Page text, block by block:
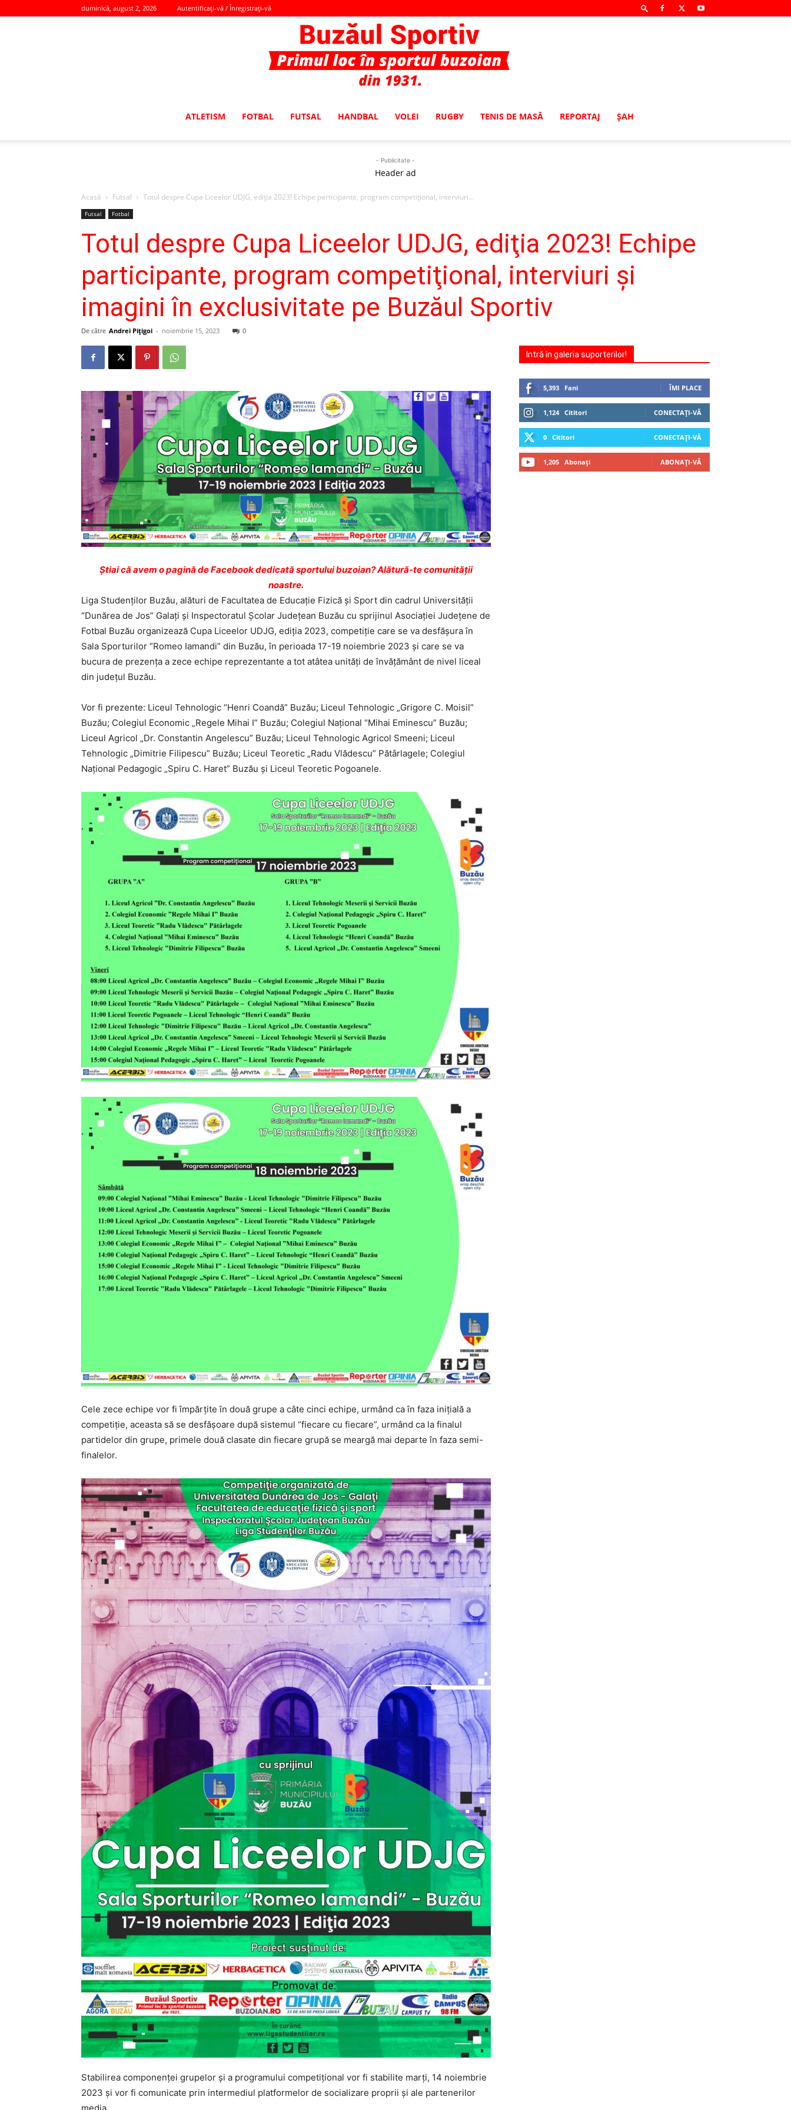
duminică, august 2, 2026 Autentificați-vă / Înregistrați-vă
Sportiv
ATLETISM FOTBAL FUTSAL HANDBAL VOLEI RUGBY TENIS DE MASĂ REPORTAJ ŞAH
- Publicitate -
Header ad
Acasă Futsal Totul despre Cupa Liceelor UDJG, ediţia 2023! Echipe participante, program competiţional, interviuri...
Futsal Fotbal
Totul despre Cupa Liceelor UDJG, ediţia 2023! Echipe
participante, program competiţional, interviuri şi
imagini în exclusivitate pe Buzăul Sportiv
De către Andrei Pițigoi - noiembrie 15, 2023 0
Ştiai că avem o pagină de Facebook dedicată sportului buzoian? Alătură-te comunității
noastre.
Liga Studenţilor Buzău, alături de Facultatea de Educaţie Fizică şi Sport din cadrul Universităţii
“Dunărea de Jos” Galaţi şi Inspectoratul Şcolar Judeţean Buzău cu sprijinul Asociaţiei Judeţene de
Fotbal Buzău organizează Cupa Liceelor UDJG, ediţia 2023, competiţie care se va desfăşura în
Sala Sporturilor “Romeo Iamandi” din Buzău, în perioada 17-19 noiembrie 2023 şi care se va
bucura de prezenţa a zece echipe reprezentante a tot atâtea unităţi de învăţământ de nivel liceal
din judeţul Buzău.
Vor fi prezente: Liceul Tehnologic “Henri Coandă” Buzău; Liceul Tehnologic „Grigore C. Moisil”
Buzău; Colegiul Economic „Regele Mihai I” Buzău; Colegiul Naţional “Mihai Eminescu” Buzău;
Liceul Agricol „Dr. Constantin Angelescu” Buzău; Liceul Tehnologic Agricol Smeeni; Liceul
Tehnologic „Dimitrie Filipescu” Buzău; Liceul Teoretic „Radu Vlădescu” Pătârlagele; Colegiul
Naţional Pedagogic „Spiru C. Haret” Buzău şi Liceul Teoretic Pogoanele.
Cele zece echipe vor fi împărţite în două grupe a câte cinci echipe, urmând ca în faza iniţială a
competiţie, aceasta să se desfăşoare după sistemul “fiecare cu fiecare”, urmând ca la finalul
partidelor din grupe, primele două clasate din fiecare grupă se meargă mai departe în faza semi-
finalelor.
Stabilirea componenţei grupelor şi a programului competiţional vor fi stabilite marţi, 14 noiembrie
2023 şi vor fi comunicate prin intermediul platformelor de socializare proprii şi ale partenerilor
Intră în galeria suporterilor!
5,393 Fani ÎMI PLACE
1,124 Cititori CONECTAȚI-VĂ
0 Cititori CONECTAȚI-VĂ
1,205 Abonați ABONAȚI-VĂ